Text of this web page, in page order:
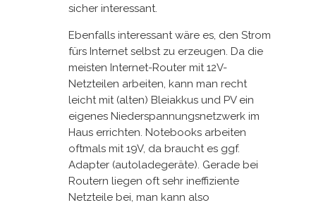
sicher interessant.
Ebenfalls interessant wäre es, den Strom
fürs Internet selbst zu erzeugen. Da die
meisten Internet-Router mit 12V-
Netzteilen arbeiten, kann man recht
leicht mit (alten) Bleiakkus und PV ein
eigenes Niederspannungsnetzwerk im
Haus errichten. Notebooks arbeiten
oftmals mit 19V, da braucht es ggf.
Adapter (autoladegeräte). Gerade bei
Routern liegen oft sehr ineffiziente
Netzteile bei, man kann also